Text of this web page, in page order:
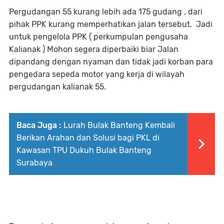
Pergudangan 55 kurang lebih ada 175 gudang , dari
pihak PPK kurang memperhatikan jalan tersebut. Jadi
untuk pengelola PPK ( perkumpulan pengusaha
Kalianak ) Mohon segera diperbaiki biar Jalan
dipandang dengan nyaman dan tidak jadi korban para
pengedara sepeda motor yang kerja di wilayah
pergudangan kalianak 55.
Baca Juga : Lurah Bulak Banteng Kembali
Berikan Arahan dan Solusi bagi PKL di
Kawasan TPU Dukuh Bulak Banteng
Surabaya